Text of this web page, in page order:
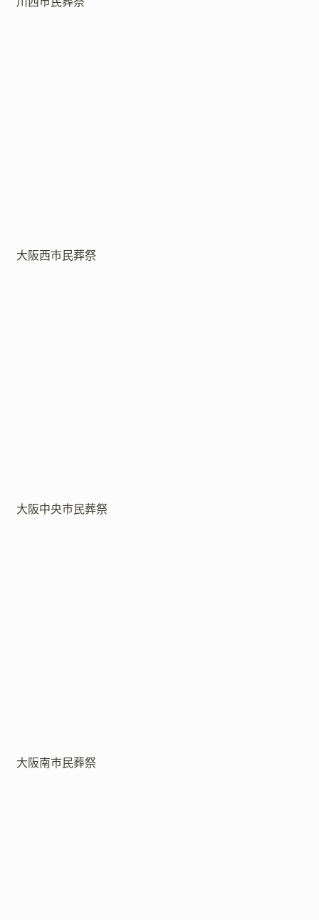
大阪西市民葬祭
大阪中央市民葬祭
大阪南市民葬祭